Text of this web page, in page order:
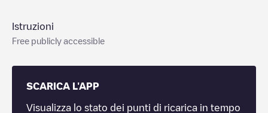
Istruzioni
Free publicly accessible
SCARICA L'APP
Visualizza lo stato dei punti di ricarica in tempo